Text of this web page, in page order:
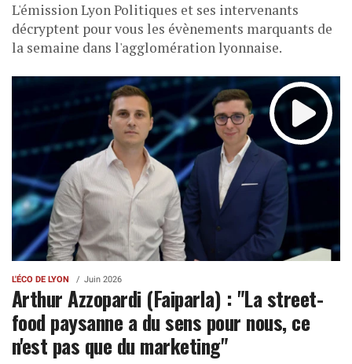
L'émission Lyon Politiques et ses intervenants
décryptent pour vous les évènements marquants de
la semaine dans l'agglomération lyonnaise.
L'ÉCO DE LYON Juin 2026
Arthur Azzopardi (Faiparla) : "La street-
food paysanne a du sens pour nous, ce
n'est pas que du marketing"